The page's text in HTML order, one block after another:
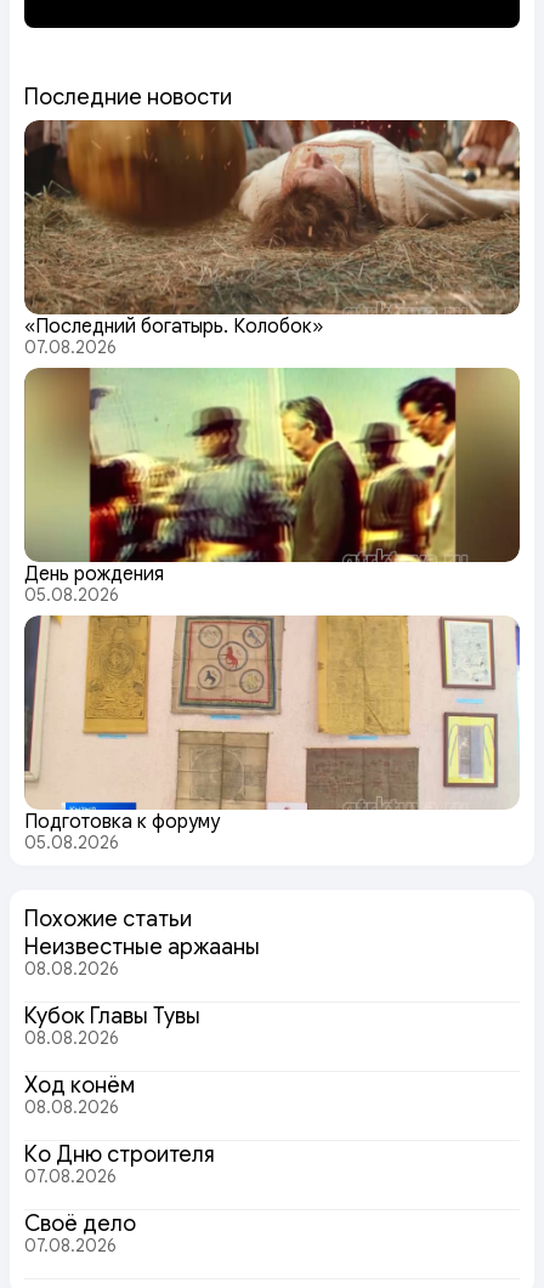
Последние новости
«Последний богатырь. Колобок»
07.08.2026
День рождения
05.08.2026
Подготовка к форуму
05.08.2026
Похожие статьи
Неизвестные аржааны
08.08.2026
Кубок Главы Тувы
08.08.2026
Ход конём
08.08.2026
Ко Дню строителя
07.08.2026
Своё дело
07.08.2026